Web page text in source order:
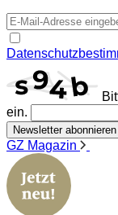
ein.
Newsletter abonnieren
GZ Magazin